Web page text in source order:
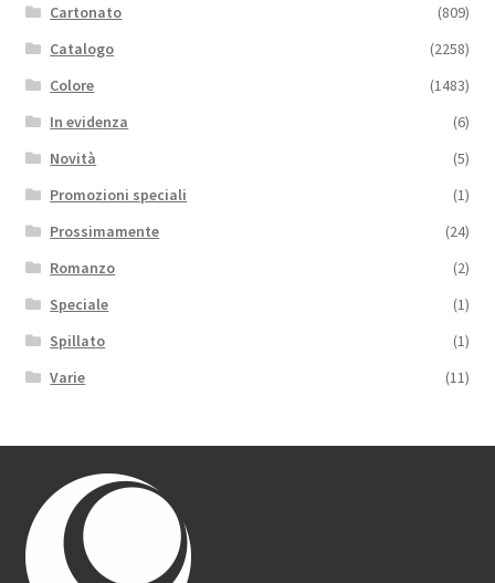
Cartonato
(809)
Catalogo
(2258)
Colore
(1483)
In evidenza
(6)
Novità
(5)
Promozioni speciali
(1)
Prossimamente
(24)
Romanzo
(2)
Speciale
(1)
Spillato
(1)
Varie
(11)